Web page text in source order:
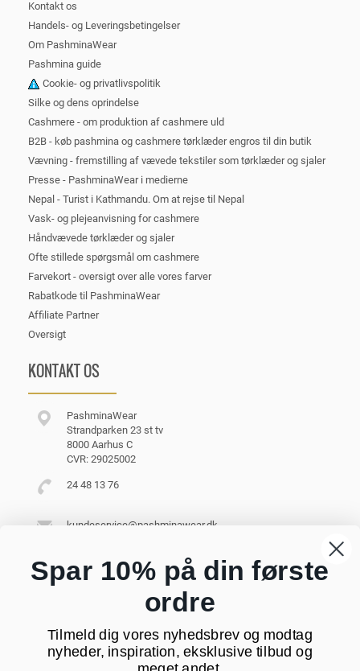
Kontakt os
Handels- og Leveringsbetingelser
Om PashminaWear
Pashmina guide
Cookie- og privatlivspolitik
Silke og dens oprindelse
Cashmere - om produktion af cashmere uld
B2B - køb pashmina og cashmere tørklæder engros til din butik
Vævning - fremstilling af vævede tekstiler som tørklæder og sjaler
Presse - PashminaWear i medierne
Nepal - Turist i Kathmandu. Om at rejse til Nepal
Vask- og plejeanvisning for cashmere
Håndvævede tørklæder og sjaler
Ofte stillede spørgsmål om cashmere
Farvekort - oversigt over alle vores farver
Rabatkode til PashminaWear
Affiliate Partner
Oversigt
KONTAKT OS
PashminaWear
Strandparken 23 st tv
8000 Aarhus C
CVR: 29025002
24 48 13 76
kundeservice@pashminawear.dk
NYHEDSBREV
Spar 10% på din første
ordre
Tilmeld dig vores nyhedsbrev og modtag
nyheder, inspiration, eksklusive tilbud og